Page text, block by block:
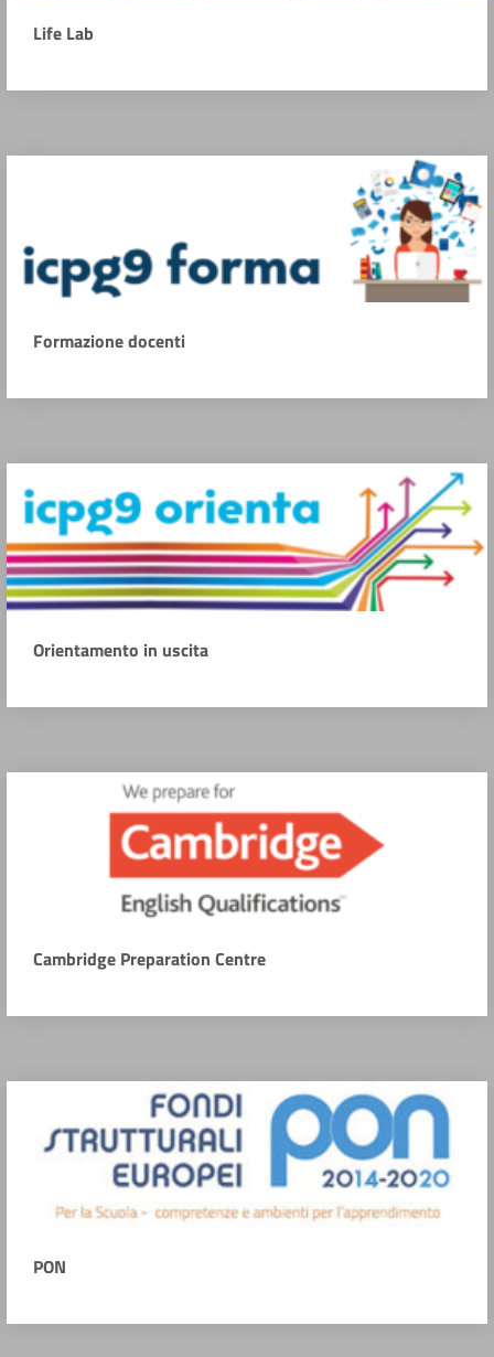
Life Lab
Formazione docenti
Orientamento in uscita
Cambridge Preparation Centre
PON